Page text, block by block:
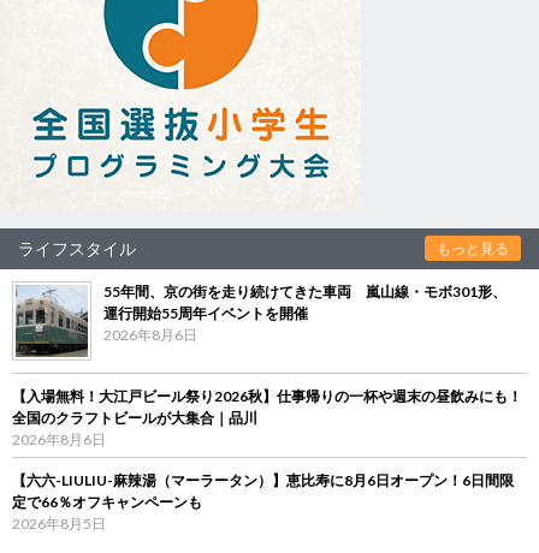
ライフスタイル もっと見る
55年間、京の街を走り続けてきた車両 嵐山線・モボ301形、
運行開始55周年イベントを開催
2026年8月6日
【入場無料！大江戸ビール祭り2026秋】仕事帰りの一杯や週末の昼飲みにも！
全国のクラフトビールが大集合｜品川
2026年8月6日
【六六-LIULIU-麻辣湯（マーラータン）】恵比寿に8月6日オープン！6日間限
定で66％オフキャンペーンも
2026年8月5日